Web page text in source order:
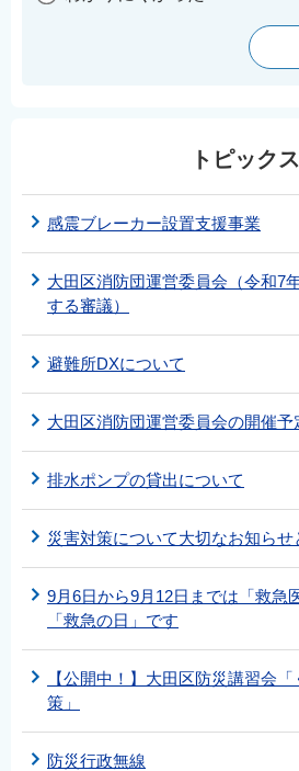
トピックス
感震ブレーカー設置支援事業
大田区消防団運営委員会（令和7
する審議）
避難所DXについて
大田区消防団運営委員会の開催予
排水ポンプの貸出について
災害対策について大切なお知らせ
9月6日から9月12日までは「救急
「救急の日」です
【公開中！】大田区防災講習会
策」
防災行政無線